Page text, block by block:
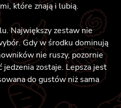
które znają i lubią.
Największy zestaw nie
Gdy w środku dominują
nie ruszy, pozornie
jedzenia zostaje. Lepsza jest
do gustów niż sama